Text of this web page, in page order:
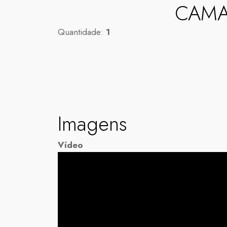
Quantidade: 1
Imagens
Vídeo